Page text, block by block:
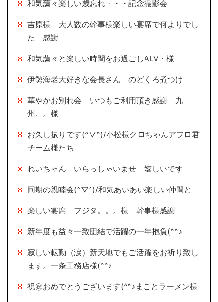
和気藹々楽しい歳忘れ・・・記念撮影会
吉原様 大人数の幹事様楽しい宴席で何よりでし
た 感謝
和気藹々と楽しい時間をお過ごしALV・様
伊勢海老大好きな会長さん のどくろ煮つけ
華やかお別れ会 いつもご利用頂き感謝 九
州。。様
お久し振りです(^▽^)/小松様クロちゃんアフロ君
チーム様たち
れいちゃん いらっしゃいませ 嬉しいです
同期の親睦会(^▽^)/和気あいあい楽しい仲間と
楽しい宴席 フジタ。。。様 幹事様感謝
新年度も益々一致団結で活躍の一年抱負(^^♪
寂しい転勤（涙）新天地でもご活躍をお祈り致し
ます。一条工務店様(^^♪
祝㊗おめでとうございます(^^♪まことラーメン様